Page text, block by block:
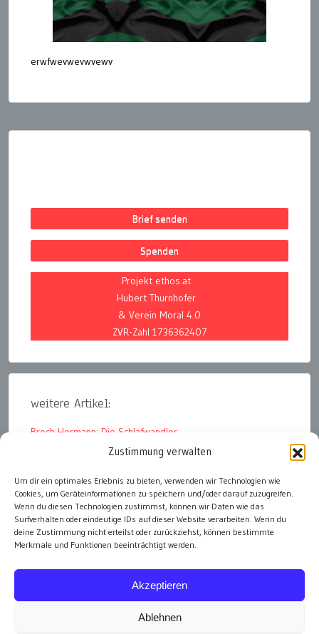
Zustimmung verwalten
Um dir ein optimales Erlebnis zu bieten, verwenden wir Technologien wie
Cookies, um Geräteinformationen zu speichern und/oder darauf zuzugreifen.
Wenn du diesen Technologien zustimmst, können wir Daten wie das
Surfverhalten oder eindeutige IDs auf dieser Website verarbeiten. Wenn du
deine Zustimmung nicht erteilst oder zurückziehst, können bestimmte
Merkmale und Funktionen beeinträchtigt werden.
Akzeptieren
Ablehnen
erwfwevwevwvewv
der
Brief senden
Spenden
Projekt ethos.at
Hubert Thurnhofer
& Verein Moral 4.0
ZVR-Zahl 1736362407
weitere Artikel:
Broch Hermann: Die Schlafwandler
erfrf
Hello world!
alle Artikel